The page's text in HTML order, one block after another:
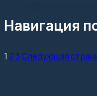
Навигация
1 23Следующая